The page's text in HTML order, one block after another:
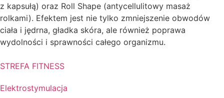
z kapsułą) oraz Roll Shape (antycellulitowy masaż
rolkami). Efektem jest nie tylko zmniejszenie obwodów
ciała i jędrna, gładka skóra, ale również poprawa
wydolności i sprawności całego organizmu.
STREFA FITNESS
Elektrostymulacja